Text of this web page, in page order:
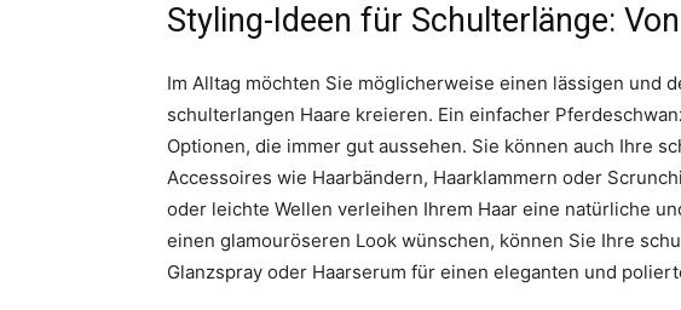
Styling-Ideen für Schulterlänge:
Im Alltag möchten Sie möglicherweise einen lässigen und
schulterlangen Haare kreieren. Ein einfacher
Optionen, die immer gut aussehen. Sie können auch Ihre
Accessoires wie Haarbändern, Haarklammern oder
oder leichte Wellen verleihen Ihrem Haar eine natürliche
einen glamouröseren Look wünschen, können Sie Ihre
Glanzspray oder Haarserum für einen eleganten und